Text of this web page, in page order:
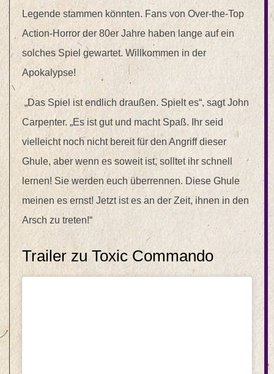
Legende stammen könnten. Fans von Over-the-Top
Action-Horror der 80er Jahre haben lange auf ein
solches Spiel gewartet. Willkommen in der
Apokalypse!
„Das Spiel ist endlich draußen. Spielt es“, sagt John
Carpenter. „Es ist gut und macht Spaß. Ihr seid
vielleicht noch nicht bereit für den Angriff dieser
Ghule, aber wenn es soweit ist, solltet ihr schnell
lernen! Sie werden euch überrennen. Diese Ghule
meinen es ernst! Jetzt ist es an der Zeit, ihnen in den
Arsch zu treten!“
Trailer zu Toxic Commando